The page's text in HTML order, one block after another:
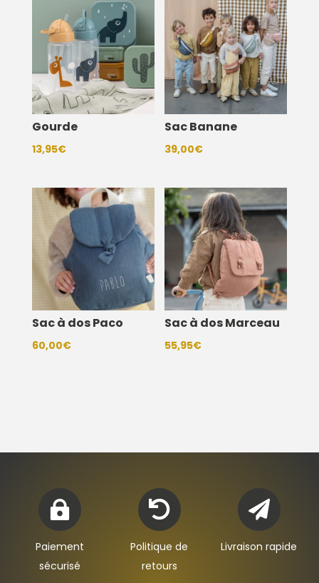
Gourde
13,95€
Sac Banane
39,00€
Sac à dos Paco
60,00€
Sac à dos Marceau
55,95€

Paiement
sécurisé

Politique de
retours

Livraison rapide